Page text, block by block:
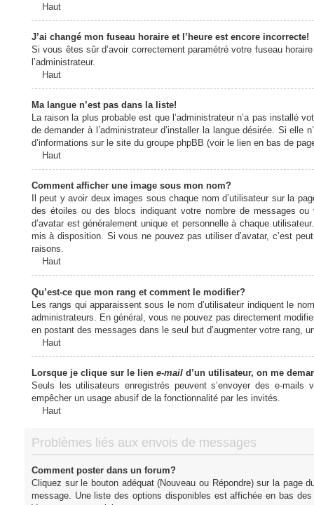
Haut
J’ai changé mon fuseau horaire et l’heure est encore incorrecte!
Si vous êtes sûr d’avoir correctement paramétré votre fuseau
l’administrateur.
Haut
Ma langue n’est pas dans la liste!
La raison la plus probable est que l’administrateur n’a pas installé
de demander à l’administrateur d’installer la langue désirée. Si
d’informations sur le site du groupe phpBB (voir le lien en bas de
Haut
Comment afficher une image sous mon nom?
Il peut y avoir deux images sous chaque nom d’utilisateur sur la
des étoiles ou des blocs indiquant votre nombre de messages
d’avatar est généralement unique et personnelle à chaque
mis à disposition. Si vous ne pouvez pas utiliser d’avatar, c’est
raisons.
Haut
Qu’est-ce que mon rang et comment le modifier?
Les rangs qui apparaissent sous le nom d’utilisateur indiquent le
administrateurs. En général, vous ne pouvez pas directement
en postant des messages dans le seul but d’augmenter votre rang,
Haut
Lorsque je clique sur le lien e-maild’un utilisateur, on me
Seuls les utilisateurs enregistrés peuvent s’envoyer des e-
empêcher un usage abusif de la fonctionnalité par les invités.
Haut
Problèmes liés aux envois de messages
Comment poster dans un forum?
Cliquez sur le bouton adéquat (Nouveau ou Répondre) sur la page
message. Une liste des options disponibles est affichée en bas